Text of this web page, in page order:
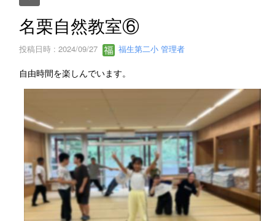
名栗自然教室⑥
投稿日時 : 2024/09/27 福生第二小 管理者
自由時間を楽しんでいます。